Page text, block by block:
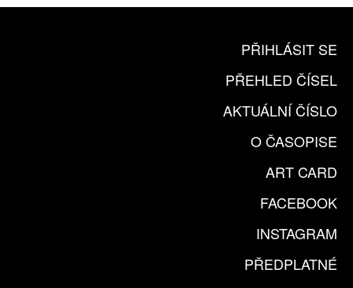
PŘIHLÁSIT SE
PŘEHLED ČÍSEL
AKTUÁLNÍ ČÍSLO
O ČASOPISE
ART CARD
FACEBOOK
INSTAGRAM
PŘEDPLATNÉ